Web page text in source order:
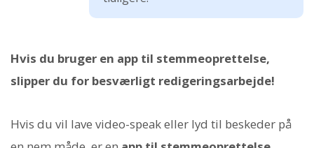
Hvis du bruger en app til stemmeoprettelse,
slipper du for besværligt redigeringsarbejde!
Hvis du vil lave video-speak eller lyd til beskeder på